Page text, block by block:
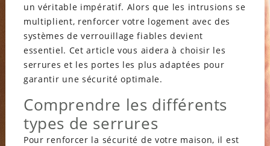
un véritable impératif. Alors que les intrusions se
multiplient, renforcer votre logement avec des
systèmes de verrouillage fiables devient
essentiel. Cet article vous aidera à choisir les
serrures et les portes les plus adaptées pour
garantir une sécurité optimale.
Comprendre les différents
types de serrures
Pour renforcer la sécurité de votre maison, il est